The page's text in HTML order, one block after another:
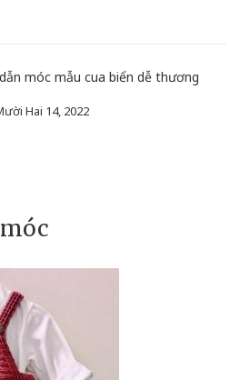
móc mẫu cua biển dễ thương
Hai 14, 2022